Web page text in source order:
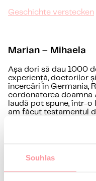
Souhlas
Geschichte verstecken
Marian – Mihaela
Așa dori să dau 1000
experiență, doctorilor
încercări în Germania,
cordonatorea doamna
laudă pot spune, într-
am făcut testamentul
Așa dori să dau 1000
experiență, doctorilor
încercări în Germania,